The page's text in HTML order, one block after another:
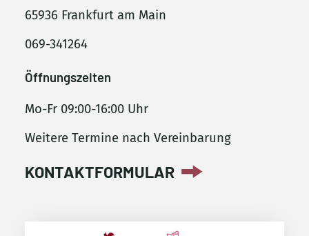
65936 Frankfurt am Main
069-341264
Öffnungszeiten
Mo-Fr 09:00-16:00 Uhr
Weitere Termine nach Vereinbarung
KONTAKTFORMULAR